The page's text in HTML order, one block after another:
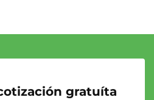
gratuíta